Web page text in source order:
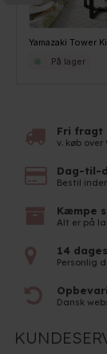
På lager
Fri fragt
v. køb over
Dag-til-
Bestil
Kæmpe
Alt er på
14
Personlig
Dansk